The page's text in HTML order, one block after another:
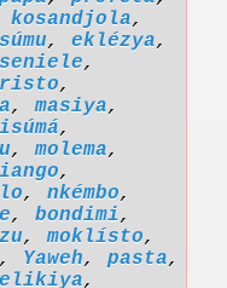
kosandjola,
, eklézya,
,
,
,masiya,
,
,molema,
,
, nkémbo,
, bondimi,
,moklísto,
, Yaweh, pasta,
elikiya,